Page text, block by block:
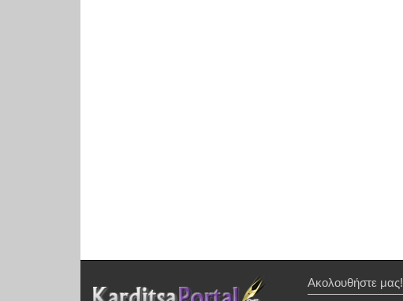
Ακολουθήστε μας!